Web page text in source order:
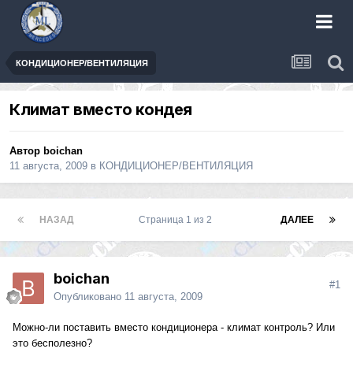
КОНДИЦИОНЕР/ВЕНТИЛЯЦИЯ
Климат вместо кондея
Автор boichan
11 августа, 2009 в КОНДИЦИОНЕР/ВЕНТИЛЯЦИЯ
НАЗАД ДАЛЕЕ
Страница 1 из 2
boichan
Опубликовано 11 августа, 2009
#1
Можно-ли поставить вместо кондиционера - климат контроль? Или
это бесполезно?